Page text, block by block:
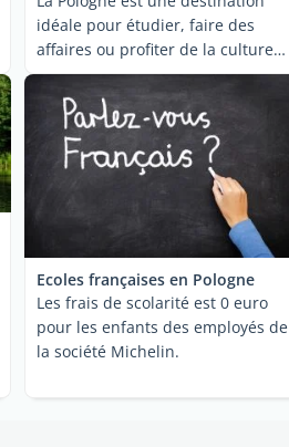
idéale pour étudier, faire des
affaires ou profiter de la culture
et du ...
Ecoles françaises en Pologne
Les frais de scolarité est 0 euro
pour les enfants des employés de
la société Michelin.